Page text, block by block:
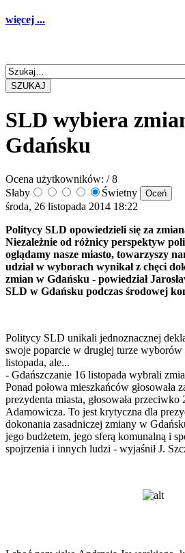
więcej ...
SZUKAJ
SLD wybiera
Gdańsku
Ocena użytkowników: / 8
Słaby
Świetny
środa, 26 listopada 2014 18:22
Politycy SLD opowiedzieli się za
Niezależnie od różnicy perspektyw
oglądamy nasze miasto, towarzyszy
udział w wyborach wynikał z chęci
zmian w Gdańsku - powiedział
SLD w Gdańsku podczas środowej
Politycy SLD unikali jednoznacznej
swoje poparcie w drugiej turze wyborów
listopada, ale...
- Gdańszczanie 16 listopada wybrali
Ponad połowa mieszkańców głosowała
prezydenta miasta, głosowała przeciwko
Adamowicza. To jest krytyczna dla
dokonania zasadniczej zmiany w
jego budżetem, jego sferą komunalną i
spojrzenia i innych ludzi - wyjaśnił J.